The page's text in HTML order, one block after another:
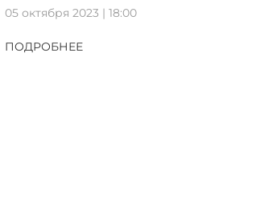
05 октября 2023 | 18:00
ПОДРОБНЕЕ